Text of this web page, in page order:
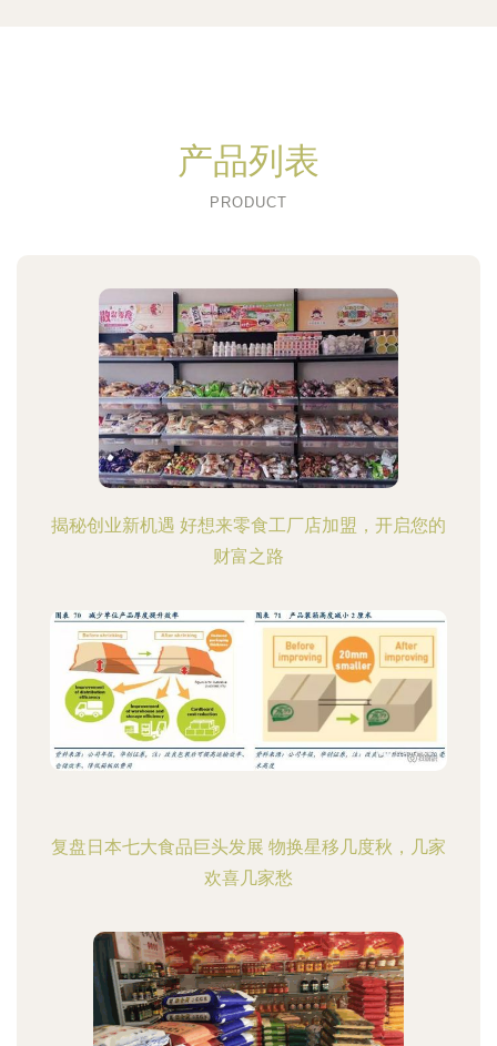
产品列表
PRODUCT
揭秘创业新机遇 好想来零食工厂店加盟，开启您的
财富之路
复盘日本七大食品巨头发展 物换星移几度秋，几家
欢喜几家愁